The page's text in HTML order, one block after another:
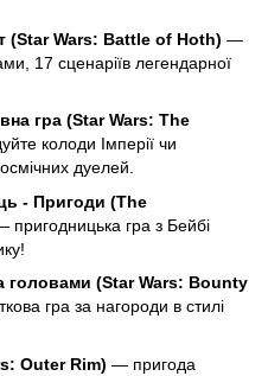
(Star Wars: Battle of Hoth) —
17 сценаріїв легендарної
гра (Star Wars: The
колоди Імперії чи
дуелей.
- Пригоди (The
пригодницька гра з Бейбі
головами (Star Wars: Bounty
гра за нагороди в стилі
Outer Rim) — пригода